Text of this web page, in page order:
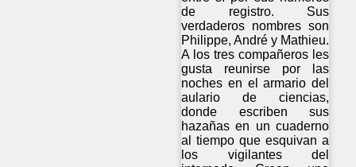
de registro. Sus
verdaderos nombres son
Philippe, André y Mathieu.
A los tres compañeros les
gusta reunirse por las
noches en el armario del
aulario de ciencias,
donde escriben sus
hazañas en un cuaderno
al tiempo que esquivan a
los vigilantes del